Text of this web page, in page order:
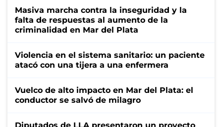
Masiva marcha contra la inseguridad y la
falta de respuestas al aumento de la
criminalidad en Mar del Plata
Violencia en el sistema sanitario: un paciente
atacó con una tijera a una enfermera
Vuelco de alto impacto en Mar del Plata: el
conductor se salvó de milagro